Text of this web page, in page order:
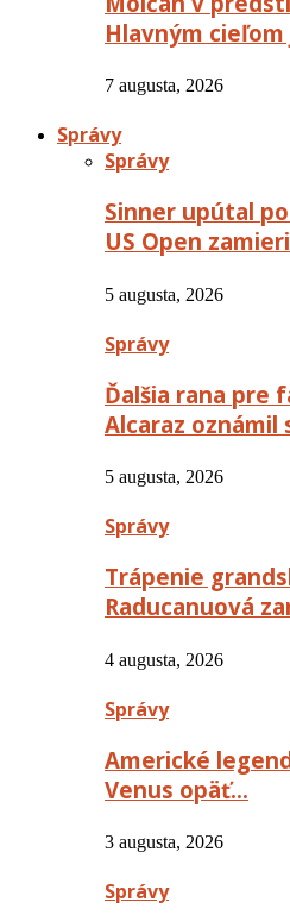
Hlavným
7 augusta, 2026
Správy
Správy
Sinner upútal
US Open
5 augusta, 2026
Správy
Ďalšia rana pre
Alcaraz
5 augusta, 2026
Správy
Trápenie
Raducanuová
4 augusta, 2026
Správy
Americké
Venus opäť…
3 augusta, 2026
Správy